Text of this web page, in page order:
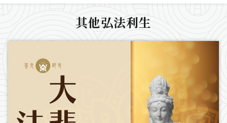
其他弘法利生